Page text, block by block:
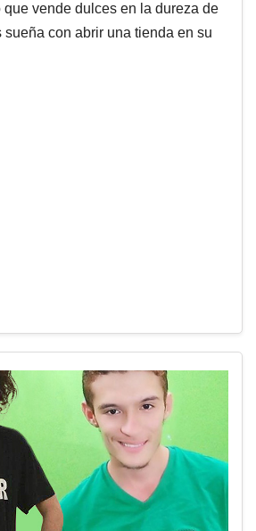
que vende dulces en la dureza de
sueña con abrir una tienda en su